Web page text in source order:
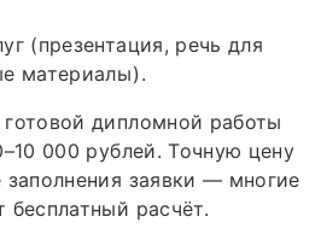
(презентация, речь для
материалы).
дипломной работы
000 рублей. Точную цену
заявки — многие
бесплатный расчёт.